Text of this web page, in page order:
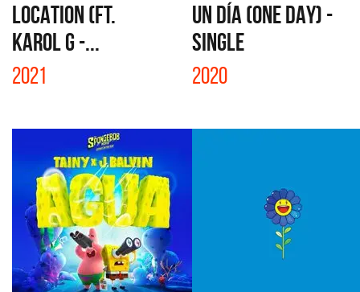
LOCATION (FT.
KAROL G -...
2021
UN DÍA (ONE DAY) -
SINGLE
2020